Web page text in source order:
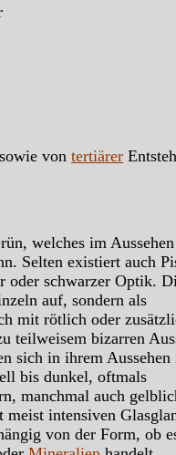
sowie von tertiärer
welches im
Selten existiert auch
oder schwarzer Optik.
auf, sondern als
mit rötlich oder
teilweisem bizarren
sich in ihrem Aussehen
bis dunkel, oftmals
manchmal auch
intensiven
von der Form, ob